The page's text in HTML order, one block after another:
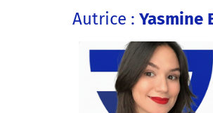
Autrice : Yasmine